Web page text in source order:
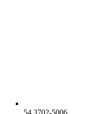
54 3702-5006